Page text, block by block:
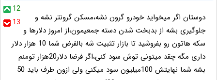
12
13
دوستان اگر میخواید خودرو گرون نشه،مسکن گرونتر نشه و
جلوگیری بشه از بدبخت شدن دسته جمعیمون،از امروز دلارها و
سکه هاتون رو بفروشید تا بازار تثبیت شه بالفرض شما 10 هزار دلار
داری مگه چقد میتونی توش سود کنی،اگر فرضا دلار20هزار تومنم
بشه شما نهایتش 100میلیون سود میکنی ولی ازون طرف باید 50